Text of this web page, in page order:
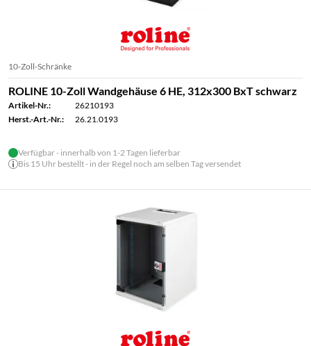
10-Zoll-Schränke
ROLINE 10-Zoll Wandgehäuse 6 HE, 312x300 BxT schwarz
Artikel-Nr.:
26210193
Herst.-Art.-Nr.:
26.21.0193
Verfügbar - innerhalb von 1-2 Tagen lieferbar
Bis 15 Uhr bestellt - in der Regel noch am selben Tag versendet